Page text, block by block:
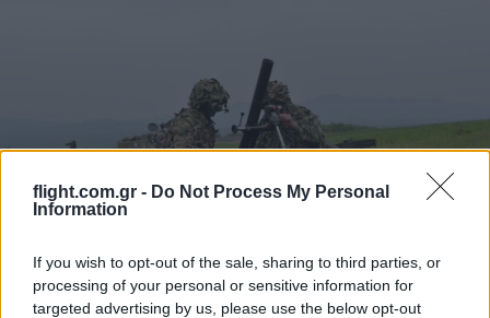
flight.com.gr - Do Not Process My Personal
Information
If you wish to opt-out of the sale, sharing to third parties, or
processing of your personal or sensitive information for
targeted advertising by us, please use the below opt-out